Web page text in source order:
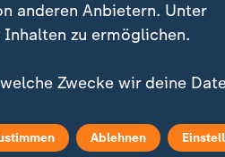
Facebook Messenger
WhatsApp-Channel
ZDFheute Update Archiv
anderen Anbietern. Unter
zu ermöglichen.
Zwecke wir deine
"Zustimmen" erklärst du
Ablehnen